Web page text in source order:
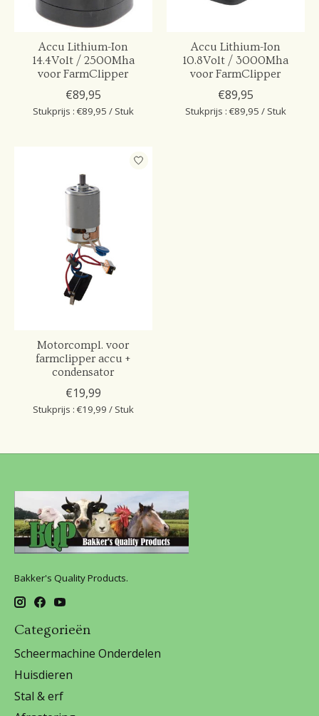
Accu Lithium-Ion
14.4Volt / 2500Mha
voor FarmClipper
€89,95
Stukprijs : €89,95 / Stuk
Accu Lithium-Ion
10.8Volt / 3000Mha
voor FarmClipper
€89,95
Stukprijs : €89,95 / Stuk
Motorcompl. voor
farmclipper accu +
condensator
€19,99
Stukprijs : €19,99 / Stuk
Bakker's Quality Products.
Categorieën
Scheermachine Onderdelen
Huisdieren
Stal & erf